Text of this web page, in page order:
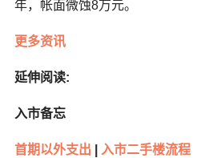
年，帐面微蚀8万元。
更多资讯
延伸阅读:
入市备忘
首期以外支出 入市二手楼流程